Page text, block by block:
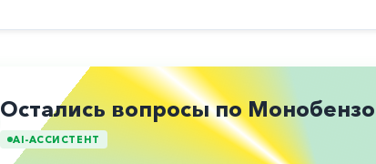
Остались вопросы по
AI-АССИСТЕНТ